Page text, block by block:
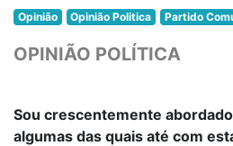
Opinião Opinião Politica Partido
OPINIÃO POLÍTICA
Sou crescentemente
algumas das quais até com